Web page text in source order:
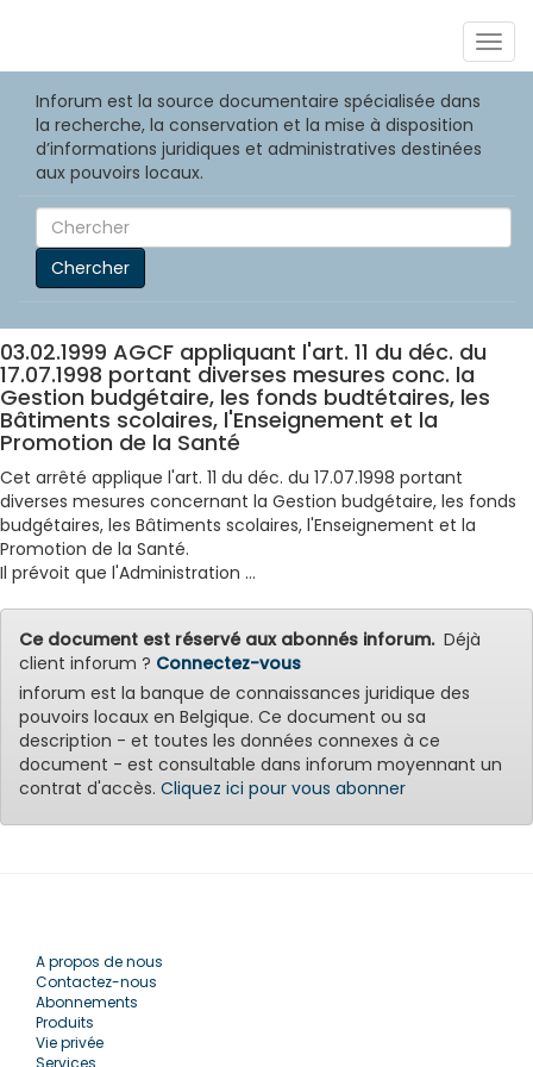
Inforum est la source documentaire spécialisée dans
la recherche, la conservation et la mise à disposition
d’informations juridiques et administratives destinées
aux pouvoirs locaux.
Chercher
03.02.1999 AGCF appliquant l'art. 11 du déc. du
17.07.1998 portant diverses mesures conc. la
Gestion budgétaire, les fonds budtétaires, les
Bâtiments scolaires, l'Enseignement et la
Promotion de la Santé
Cet arrêté applique l'art. 11 du déc. du 17.07.1998 portant
diverses mesures concernant la Gestion budgétaire, les fonds
budgétaires, les Bâtiments scolaires, l'Enseignement et la
Promotion de la Santé.
Il prévoit que l'Administration ...
Ce document est réservé aux abonnés inforum.Déjà
client inforum ? Connectez-vous
inforum est la banque de connaissances juridique des
pouvoirs locaux en Belgique. Ce document ou sa
description - et toutes les données connexes à ce
document - est consultable dans inforum moyennant un
contrat d'accès. Cliquez ici pour vous abonner
A propos de nous
Contactez-nous
Abonnements
Produits
Vie privée
Services